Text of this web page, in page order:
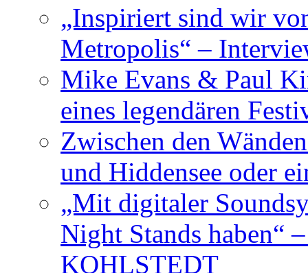
„Inspiriert sind wir
Metropolis“ –
Mike Evans & Paul
eines legendären
Zwischen den
und Hiddensee oder
„Mit digitaler
Night Stands haben“
KOHLSTEDT